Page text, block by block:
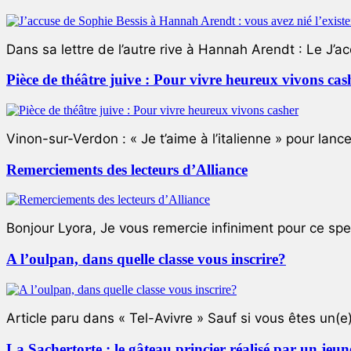
Dans sa lettre de l’autre rive à Hannah Arendt : Le
Pièce de théâtre juive : Pour vivre heureux vivons
Vinon-sur-Verdon : « Je t’aime à l’italienne » pour
Remerciements des lecteurs d’Alliance
Bonjour Lyora, Je vous remercie infiniment pour ce
A l’oulpan, dans quelle classe vous inscrire?
Article paru dans « Tel-Avivre » Sauf si vous êtes